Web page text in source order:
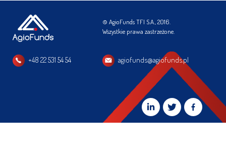
© AgioFunds TFI S.A., 2016.
Wszystkie prawa zastrzeżone.
+48 22 531 54 54 agiofunds@agiofunds.pl